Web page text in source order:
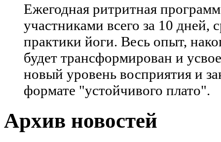
Ежегодная ритритная
участниками всего за 10
практики йоги. Весь опыт,
будет трансформирован и
новый уровень восприятия и
формате "устойчивого плато".
Архив новостей